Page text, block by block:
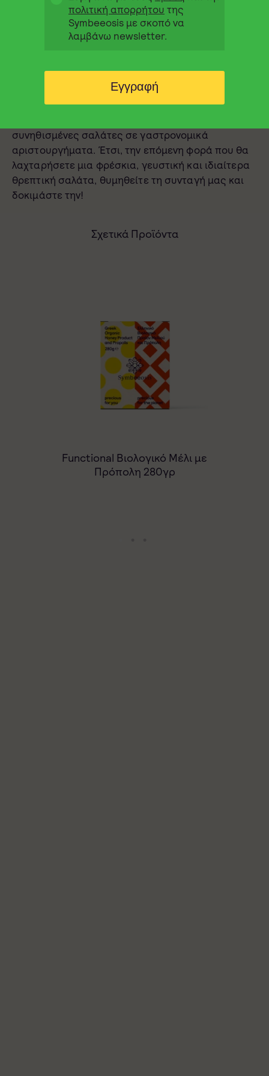
ξηρούς καρπούς.
Με λίγα και απλά προϊόντα που όλοι έχουμε σπίτι
βιολογικό μέλι
εύκολη συνταγή για dressing μέσα σε λίγα λεπτά.
Η μοναδική ισορροπία γλυκιάς και αλμυρής
γεύσης μπορεί να προσθέσει μια απολαυστική
συνηθισμένες σαλάτες σε γαστρονομικά
αριστουργήματα. Έτσι, την επόμενη φορά που θα
λαχταρήσετε μια φρέσκια, γευστική και ιδιαίτερα
θρεπτική σαλάτα, θυμηθείτε τη συνταγή μας και
δοκιμάστε την!
Σχετικά Προϊόντα
Functional Βιολογικό Μέλι με
Πρόπολη 280γρ
πολιτική απορρήτου της
Symbeeosis με σκοπό να
λαμβάνω newsletter.
Εγγραφή